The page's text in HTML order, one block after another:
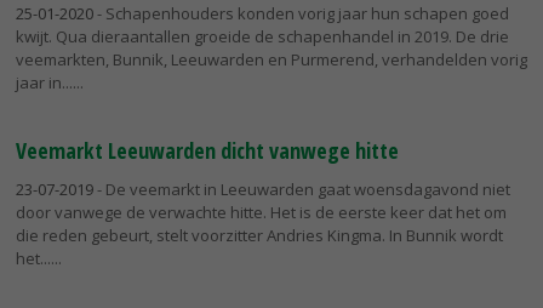
25-01-2020- Schapenhouders konden vorig jaar hun schapen goed
kwijt. Qua dieraantallen groeide de schapenhandel in 2019. De drie
veemarkten, Bunnik, Leeuwarden en Purmerend, verhandelden vorig
jaar in...
Veemarkt Leeuwarden dicht vanwege hitte
23-07-2019- De veemarkt in Leeuwarden gaat woensdagavond niet
door vanwege de verwachte hitte. Het is de eerste keer dat het om
die reden gebeurt, stelt voorzitter Andries Kingma. In Bunnik wordt
het...